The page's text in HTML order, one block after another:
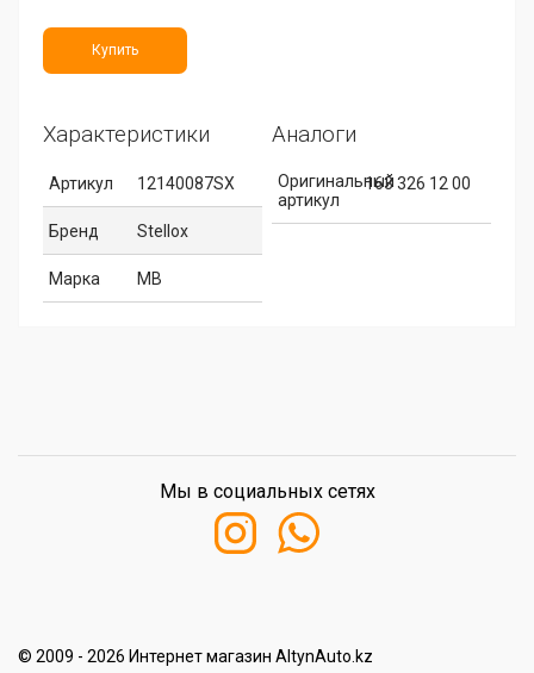
Купить
Характеристики
Артикул 12140087SX
Бренд Stellox
Марка MB
Аналоги
Оригинальный
артикул
163 326 12 00
© 2009 - 2026 Интернет магазин AltynAuto.kz
Мы в социальных сетях